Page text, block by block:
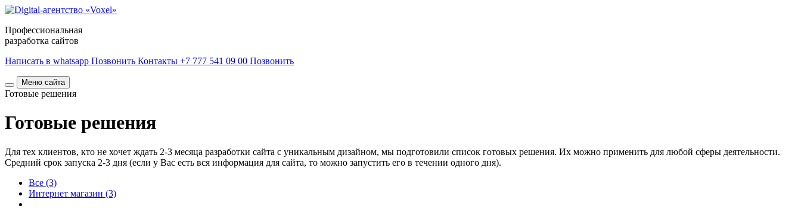
Профессиональная
разработка сайтов
Написать в whatsapp Позвонить Контакты +7 777 541 09 00 Позвонить
Меню сайта
Готовые решения
Готовые решения
Для тех клиентов, кто не хочет ждать 2-3 месяца разработки сайта с уникальным дизайном, мы подготовили список готовых решения. Их можно применить для любой сферы деятельности.
Средний срок запуска 2-3 дня (если у Вас есть вся информация для сайта, то можно запустить его в течении одного дня).
Все (3)
Интернет магазин (3)